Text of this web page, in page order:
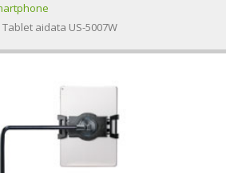
aidata US-5007W